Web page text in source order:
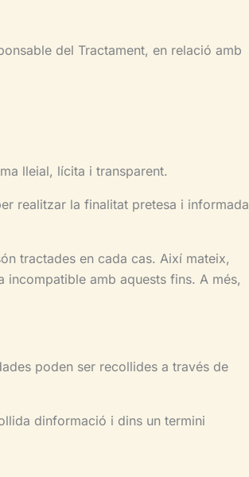
del Tractament, en relació amb
lleial, lícita i transparent.
realitzar la finalitat pretesa i informada
tractades en cada cas. Així mateix,
amb aquests fins. A més,
poden ser recollides a través de
dinformació i dins un termini